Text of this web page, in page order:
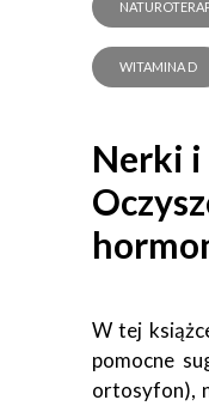
WITAMINA D
Nerki i
W tej
pomocne
ortosyfon),